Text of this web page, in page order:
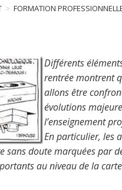
> FORMATION
Différents
rentrée montrent
allons être
évolutions
l’enseignement
En particulier, les
sans doute marquées par
au niveau de la